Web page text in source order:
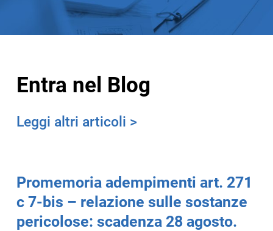
Entra nel Blog
Leggi altri articoli >
Promemoria adempimenti art. 271
c 7-bis – relazione sulle sostanze
pericolose: scadenza 28 agosto.